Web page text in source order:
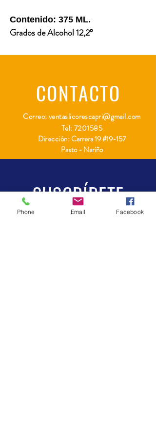
Contenido: 375 ML.
Grados de Alcohol 12,2°
CONTACTO
Correo:ventaslicorescapri@gmail.com
Tel:7201585
Dirección:Carrera 19 #19-157
Pasto - Nariño
SUSCRÍBETE
Phone Email Facebook